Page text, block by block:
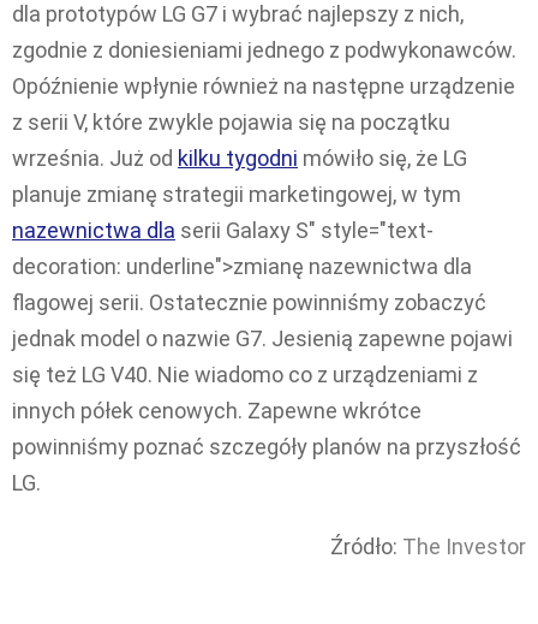
dla prototypów LG G7 i wybrać najlepszy z nich,
zgodnie z doniesieniami jednego z podwykonawców.
Opóźnienie wpłynie również na następne urządzenie
z serii V, które zwykle pojawia się na początku
września. Już od kilku tygodni mówiło się, że LG
planuje zmianę strategii marketingowej, w tym
nazewnictwa dla serii Galaxy S" style="text-
decoration: underline">zmianę nazewnictwa dla
flagowej serii. Ostatecznie powinniśmy zobaczyć
jednak model o nazwie G7. Jesienią zapewne pojawi
się też LG V40. Nie wiadomo co z urządzeniami z
innych półek cenowych. Zapewne wkrótce
powinniśmy poznać szczegóły planów na przyszłość
LG.
Źródło: The Investor